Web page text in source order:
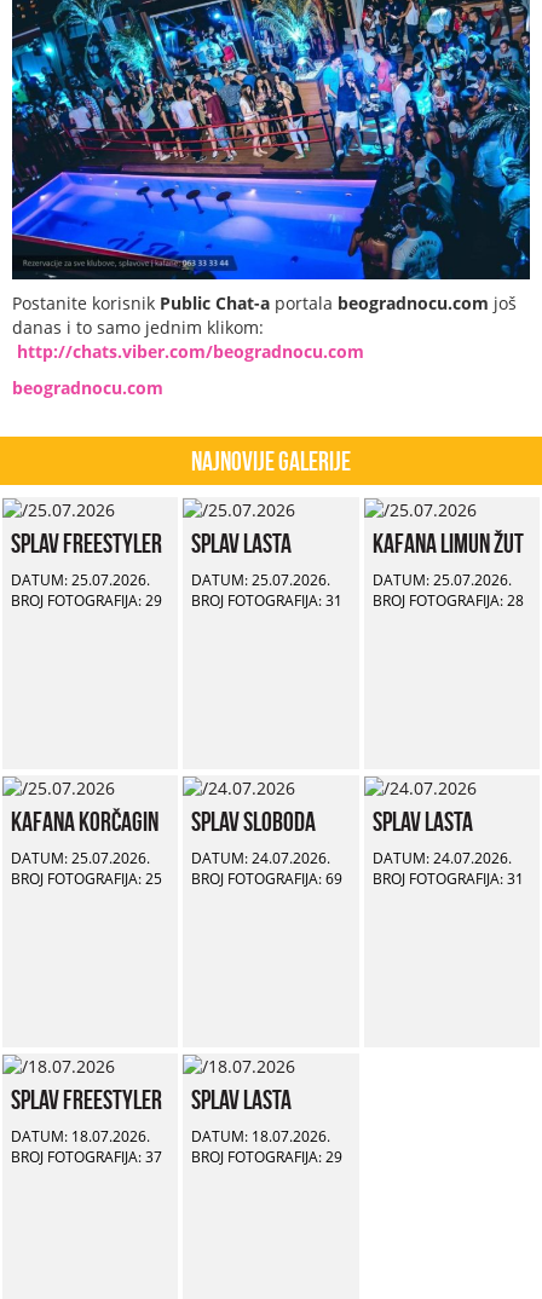
Postanite korisnik Public Chat-a portala beogradnocu.com još
danas i to samo jednim klikom:
http://chats.viber.com/beogradnocu.com
beogradnocu.com
Najnovije Galerije
Splav Freestyler
DATUM: 25.07.2026.
BROJ FOTOGRAFIJA: 29
Splav Lasta
DATUM: 25.07.2026.
BROJ FOTOGRAFIJA: 31
Kafana Limun Žut
DATUM: 25.07.2026.
BROJ FOTOGRAFIJA: 28
Kafana Korčagin
DATUM: 25.07.2026.
BROJ FOTOGRAFIJA: 25
Splav Sloboda
DATUM: 24.07.2026.
BROJ FOTOGRAFIJA: 69
Splav Lasta
DATUM: 24.07.2026.
BROJ FOTOGRAFIJA: 31
Splav Freestyler
DATUM: 18.07.2026.
BROJ FOTOGRAFIJA: 37
Splav Lasta
DATUM: 18.07.2026.
BROJ FOTOGRAFIJA: 29